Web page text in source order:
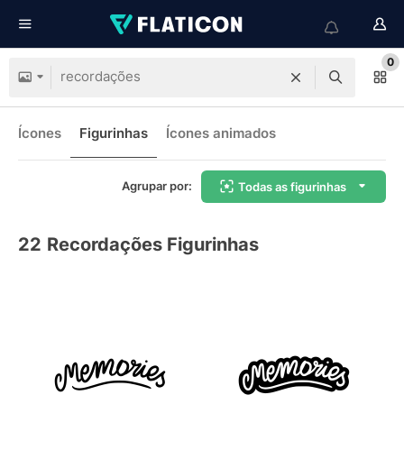
0
Ícones Figurinhas Ícones animados
Agrupar por: Todas as figurinhas
22 Recordações Figurinhas